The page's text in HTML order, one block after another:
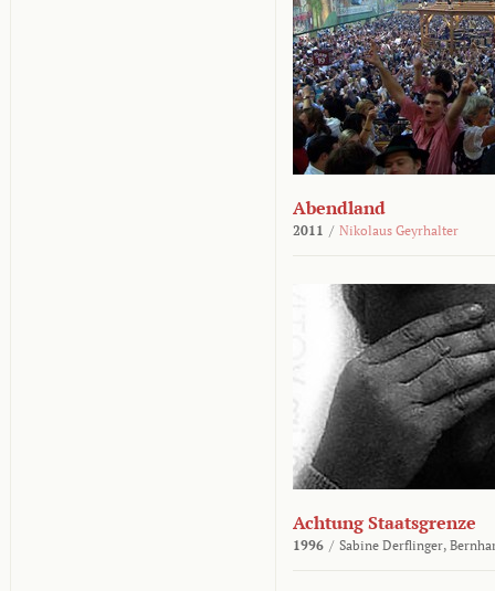
Abendland
2011 / Nikolaus Geyrhalter
Achtung Staatsgrenze
1996 / Sabine Derflinger,